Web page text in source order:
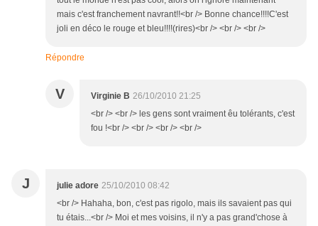
mais c'est franchement navrant!!<br /> Bonne chance!!!!C'est
joli en déco le rouge et bleu!!!!(rires)<br /> <br /> <br />
Répondre
V Virginie B 26/10/2010 21:25
<br /> <br /> les gens sont vraiment êu tolérants, c'est
fou !<br /> <br /> <br /> <br />
J julie adore 25/10/2010 08:42
<br /> Hahaha, bon, c'est pas rigolo, mais ils savaient pas qui
tu étais...<br /> Moi et mes voisins, il n'y a pas grand'chose à